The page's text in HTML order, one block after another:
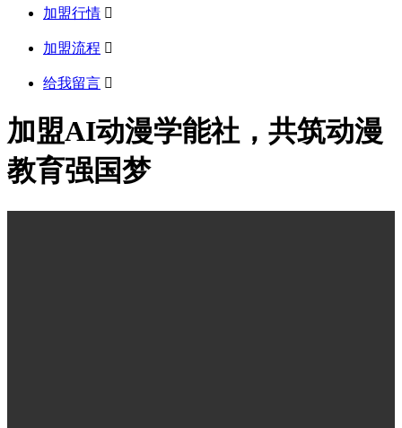
加盟行情 
加盟流程 
给我留言 
加盟AI动漫学能社，共筑动漫
教育强国梦